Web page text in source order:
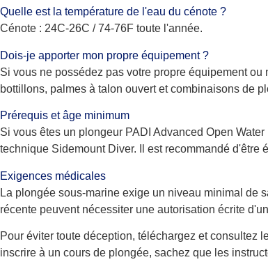
Quelle est la température de l'eau du cénote ?
Cénote : 24C-26C / 74-76F toute l'année.
Dois-je apporter mon propre équipement ?
Si vous ne possédez pas votre propre équipement
bottillons, palmes à talon ouvert et combinaisons de
Prérequis et âge minimum
Si vous êtes un plongeur PADI Advanced Open
technique Sidemount Diver. Il est recommandé d'être
Exigences médicales
La plongée sous-marine exige un niveau minimal de
récente peuvent nécessiter une autorisation écrite
Pour éviter toute déception, téléchargez et consultez
inscrire à un cours de plongée, sachez que les